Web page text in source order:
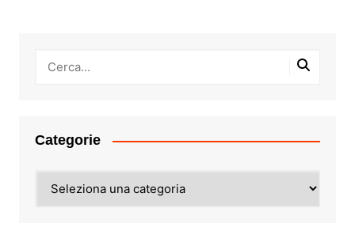
Categorie